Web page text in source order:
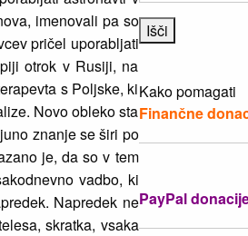
imenovali pa so
pričel uporabljati
otrok v Rusiji, na
s Poljske, ki
Novo obleko sta
znanje se širi po
je, da so v tem
vadbo, ki
Napredek ne
skratka, vsaka
Kako pomagati
Finančne
PayPal